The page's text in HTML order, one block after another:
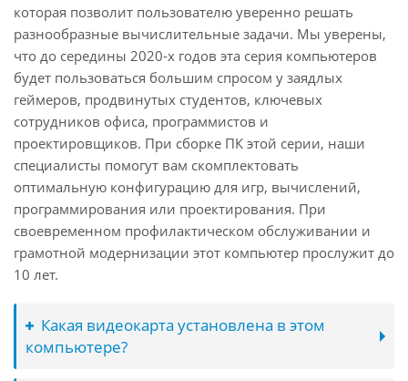
которая позволит пользователю уверенно решать
разнообразные вычислительные задачи. Мы уверены,
что до середины 2020-х годов эта серия компьютеров
будет пользоваться большим спросом у заядлых
геймеров, продвинутых студентов, ключевых
сотрудников офиса, программистов и
проектировщиков. При сборке ПК этой серии, наши
специалисты помогут вам скомплектовать
оптимальную конфигурацию для игр, вычислений,
программирования или проектирования. При
своевременном профилактическом обслуживании и
грамотной модернизации этот компьютер прослужит до
10 лет.
Какая видеокарта установлена в этом
компьютере?